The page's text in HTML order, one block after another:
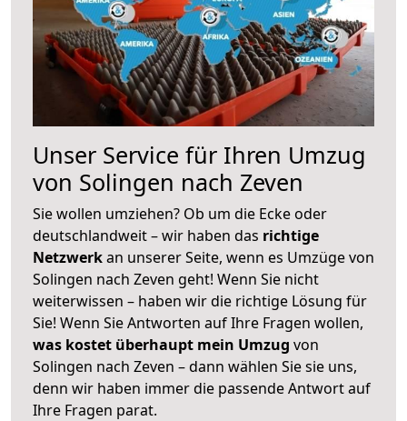
Unser Service für Ihren Umzug
von Solingen nach Zeven
Sie wollen umziehen? Ob um die Ecke oder
deutschlandweit – wir haben das richtige
Netzwerkan unserer Seite, wenn es Umzüge von
Solingen nach Zeven geht! Wenn Sie nicht
weiterwissen – haben wir die richtige Lösung für
Sie! Wenn Sie Antworten auf Ihre Fragen wollen,
was kostet überhaupt mein Umzug von
Solingen nach Zeven – dann wählen Sie sie uns,
denn wir haben immer die passende Antwort auf
Ihre Fragen parat.